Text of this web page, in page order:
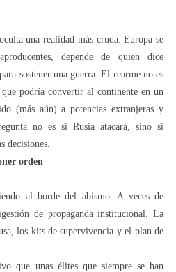
una realidad más cruda: Europa se
depende de quien dice
sostener una guerra. El rearme no es
podría convertir al continente en un
(más aún) a potencias extranjeras y
no es si Rusia atacará, sino si
decisiones.
orden
al borde del abismo. A veces de
de propaganda institucional. La
los kits de supervivencia y el plan de
que unas élites que siempre se han